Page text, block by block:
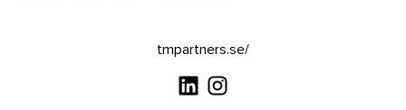
tmpartners.se/